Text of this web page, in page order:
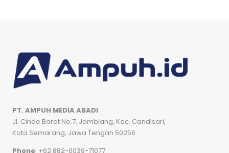
PT. AMPUH MEDIA ABADI
Jl. Cinde Barat No.7, Jomblang, Kec. Candisari,
Kota Semarang, Jawa Tengah 50256
Phone: +62 882-0039-71077